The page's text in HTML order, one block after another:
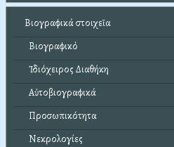
Βιογραφικά στοιχεῖα
Βιογραφικό
Ἰδιόχειρος Διαθήκη
Αὐτοβιογραφικά
Προσωπικότητα
Νεκρολογίες